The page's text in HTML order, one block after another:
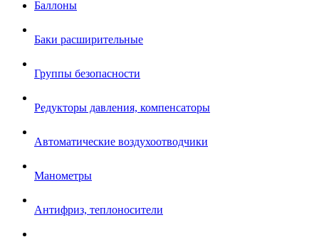
Баллоны
Баки расширительные
Группы безопасности
Редукторы давления, компенсаторы
Автоматические воздухоотводчики
Манометры
Антифриз, теплоносители